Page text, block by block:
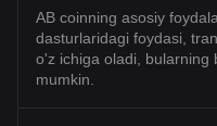
AB coinning asosiy
dasturlaridagi foydasi,
o'z ichiga oladi, bularning
mumkin.